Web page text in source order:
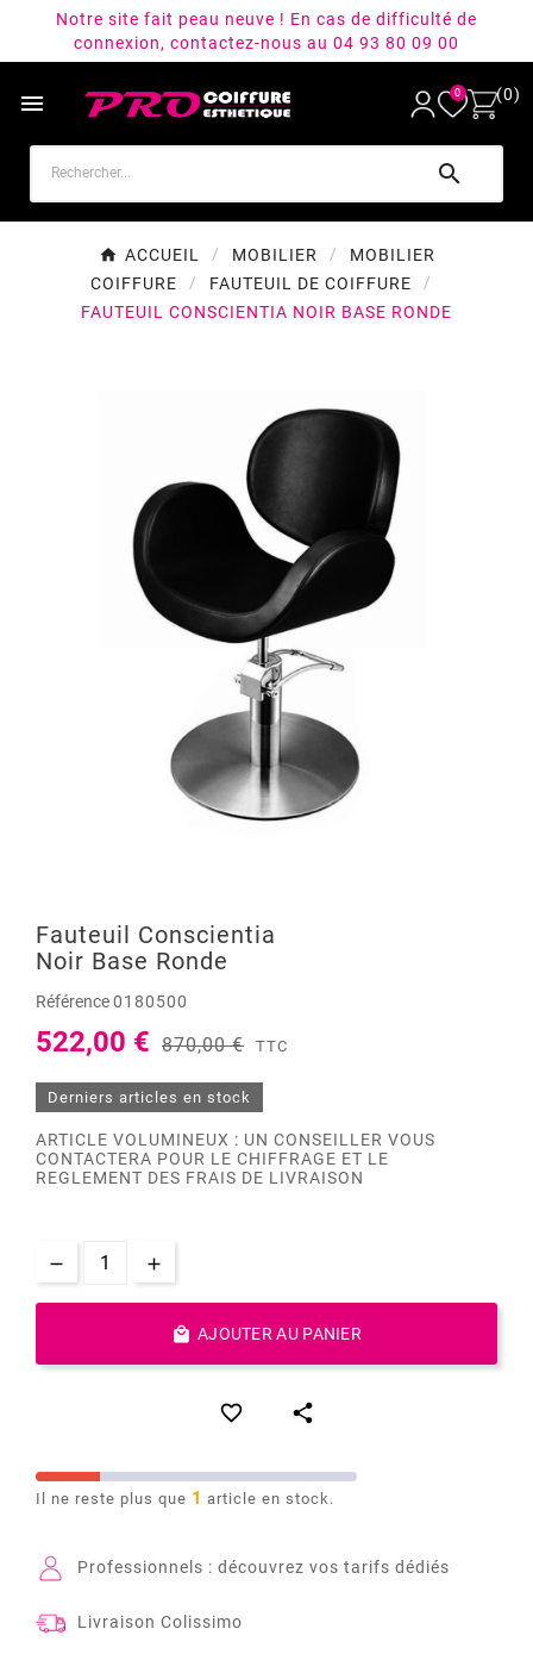
Notre site fait peau neuve ! En cas de difficulté de
connexion, contactez-nous au 04 93 80 09 00
 0 (0)

ACCUEIL MOBILIER
MOBILIER
COIFFURE
FAUTEUIL DE COIFFURE
FAUTEUIL CONSCIENTIA NOIR BASE RONDE
Fauteuil Conscientia
Noir Base Ronde
Référence0180500
522,00 € 870,00 € TTC
Derniers articles en stock
ARTICLE VOLUMINEUX : UN CONSEILLER VOUS
CONTACTERA POUR LE CHIFFRAGE ET LE
REGLEMENT DES FRAIS DE LIVRAISON
 AJOUTER AU PANIER
 
Il ne reste plus que 1 article en stock.
Professionnels : découvrez vos tarifs dédiés
Livraison Colissimo